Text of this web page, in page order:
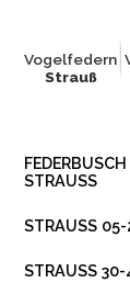
Vogelfedern
Strauß
FEDERBUSCH
STRAUSS
STRAUSS 05-
STRAUSS 30-